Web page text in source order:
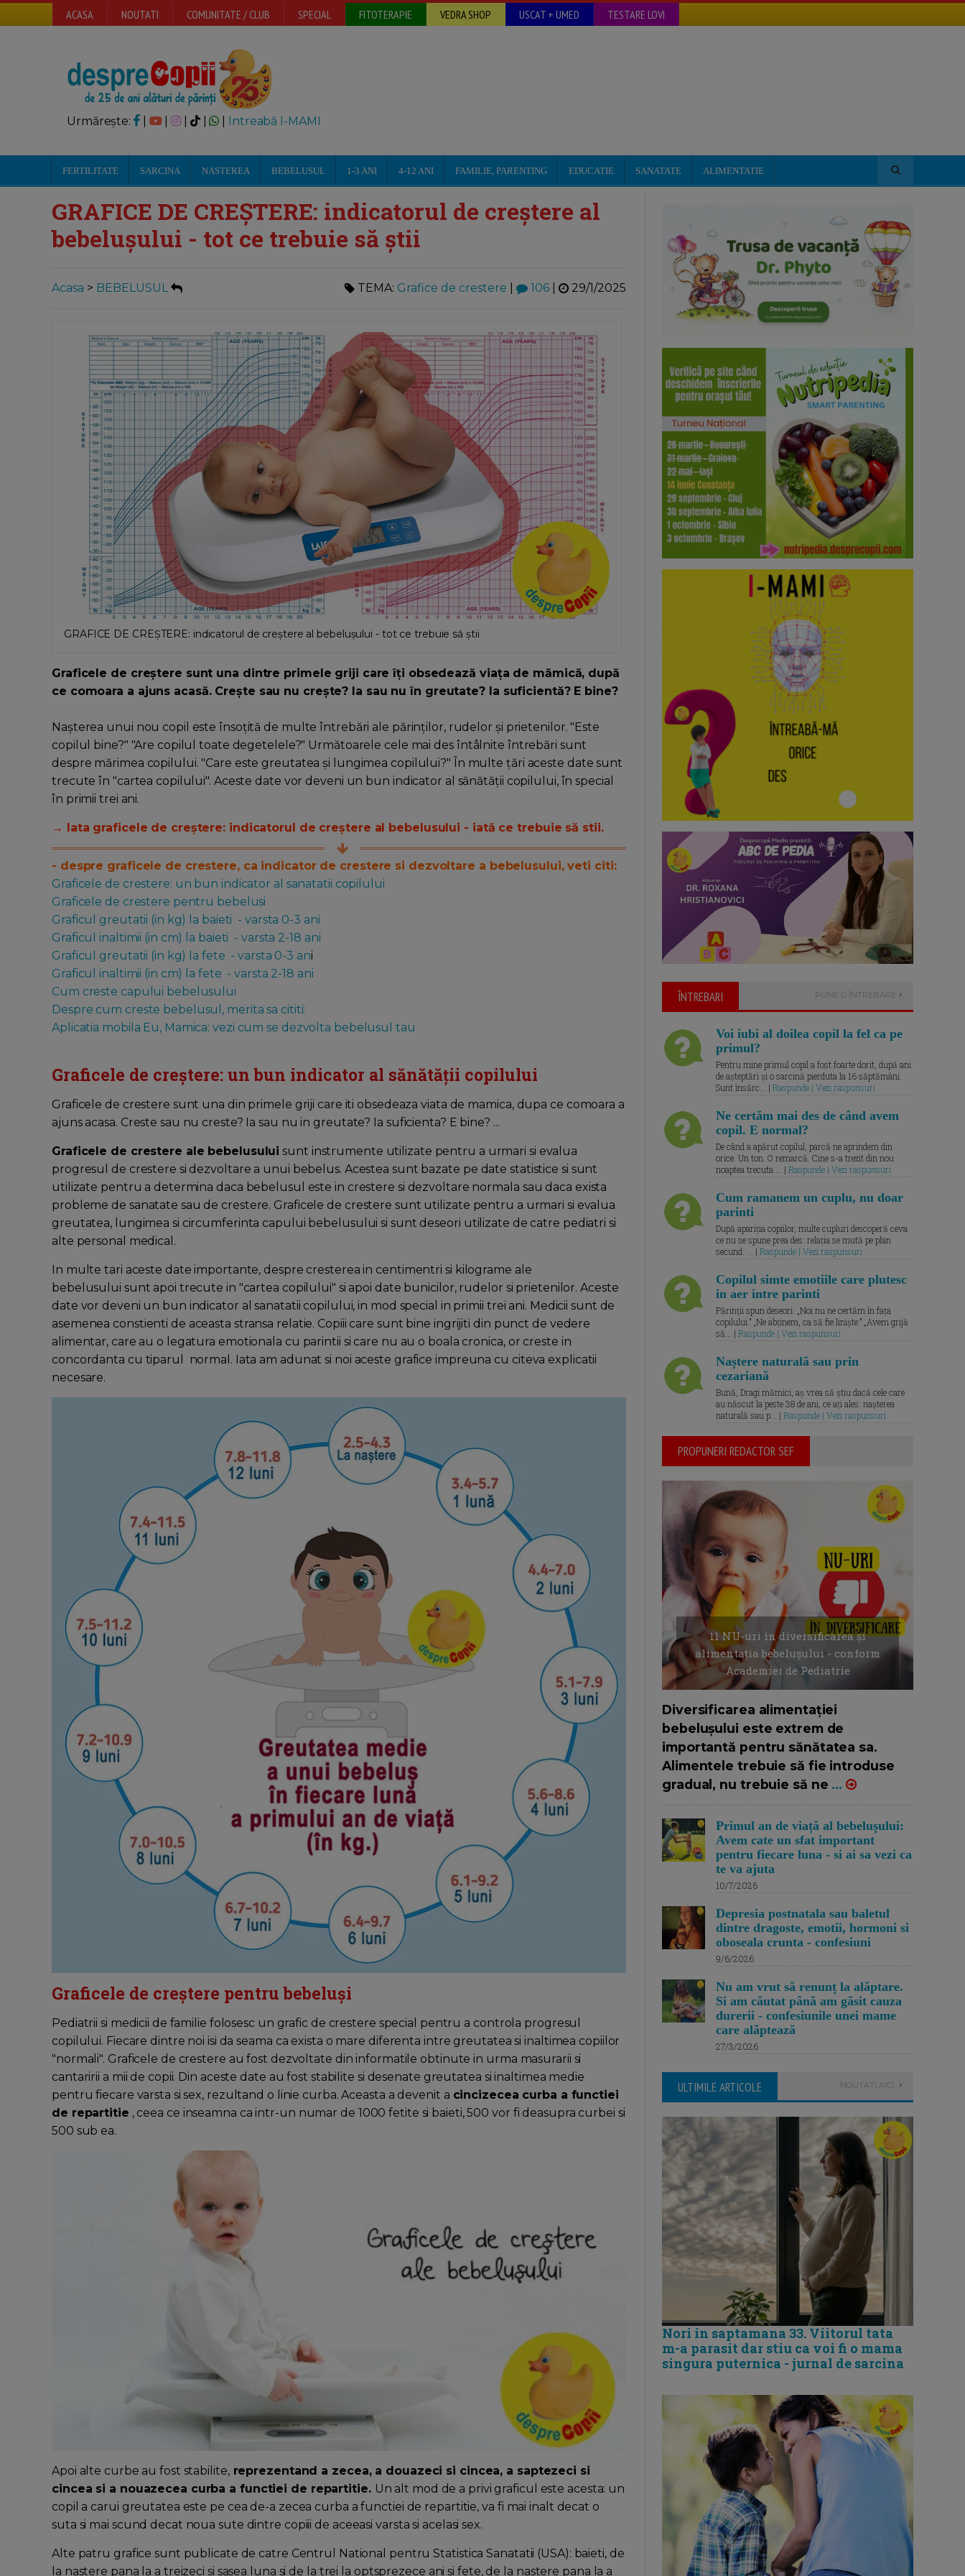
ACASA NOUTATI COMUNITATE / CLUB SPECIAL FITOTERAPIE VEDRA SHOP USCAT + UMED TESTARE LOVI
Urmărește: | | Intreabă I-MAMI
FERTILITATE SARCINA NASTEREA BEBELUSUL 1-3 ANI 4-12 ANI FAMILIE, PARENTING EDUCATIE SANATATE ALIMENTATIE
GRAFICE DE CREȘTERE: indicatorul de creștere al
bebelușului - tot ce trebuie să știi
Acasa > BEBELUSUL TEMA: Grafice de crestere 106 29/1/2025
GRAFICE DE CREȘTERE: indicatorul de creștere al bebelușului - tot ce trebuie să știi
Graficele de creștere sunt una dintre primele griji care îți obsedează viața de mămică, după
ce comoara a ajuns acasă. Crește sau nu crește? Ia sau nu în greutate? Ia suficientă? E bine?
Nașterea unui nou copil este însoțită de multe întrebări ale părinților, rudelor și prietenilor. "Este
copilul bine?" "Are copilul toate degetelele?" Următoarele cele mai des întâlnite întrebări sunt
despre mărimea copilului. "Care este greutatea și lungimea copilului?" În multe țări aceste date sunt
trecute în "cartea copilului". Aceste date vor deveni un bun indicator al sănătății copilului, în special
în primii trei ani.
→ Iata graficele de creștere: indicatorul de creștere al bebelusului - iată ce trebuie să stii.
- despre graficele de crestere, ca indicator de crestere si dezvoltare a bebelusului, veti citi:
Graficele de crestere: un bun indicator al sanatatii copilului
Graficele de crestere pentru bebelusi
Graficul greutatii (in kg) la baieti - varsta 0-3 ani
Graficul inaltimii (in cm) la baieti - varsta 2-18 ani
Graficul greutatii (in kg) la fete - varsta 0-3 ani
Graficul inaltimii (in cm) la fete - varsta 2-18 ani
Cum creste capului bebelusului
Despre cum creste bebelusul, merita sa cititi:
Aplicatia mobila Eu, Mamica: vezi cum se dezvolta bebelusul tau
Graficele de creștere: un bun indicator al sănătății copilului
Graficele de crestere sunt una din primele griji care iti obsedeaza viata de mamica, dupa ce comoara a
ajuns acasa. Creste sau nu creste? Ia sau nu in greutate? Ia suficienta? E bine? ...
Graficele de crestere ale bebelusului sunt instrumente utilizate pentru a urmari si evalua
progresul de crestere si dezvoltare a unui bebelus. Acestea sunt bazate pe date statistice si sunt
utilizate pentru a determina daca bebelusul este in crestere si dezvoltare normala sau daca exista
probleme de sanatate sau de crestere. Graficele de crestere sunt utilizate pentru a urmari si evalua
greutatea, lungimea si circumferinta capului bebelusului si sunt deseori utilizate de catre pediatri si
alte personal medical.
In multe tari aceste date importante, despre cresterea in centimentri si kilograme ale
bebelusului sunt apoi trecute in "cartea copilului" si apoi date bunicilor, rudelor si prietenilor. Aceste
date vor deveni un bun indicator al sanatatii copilului, in mod special in primii trei ani. Medicii sunt de
asemenea constienti de aceasta stransa relatie. Copiii care sunt bine ingrijiti din punct de vedere
alimentar, care au o legatura emotionala cu parintii si care nu au o boala cronica, or creste in
concordanta cu tiparul normal. Iata am adunat si noi aceste grafice impreuna cu citeva explicatii
necesare.
Graficele de creștere pentru bebeluși
Pediatrii si medicii de familie folosesc un grafic de crestere special pentru a controla progresul
copilului. Fiecare dintre noi isi da seama ca exista o mare diferenta intre greutatea si inaltimea copiilor
"normali". Graficele de crestere au fost dezvoltate din informatile obtinute in urma masurarii si
cantaririi a mii de copii. Din aceste date au fost stabilite si desenate greutatea si inaltimea medie
pentru fiecare varsta si sex, rezultand o linie curba. Aceasta a devenit a cincizecea curba a functiei
de repartitie , ceea ce inseamna ca intr-un numar de 1000 fetite si baieti, 500 vor fi deasupra curbei si
500 sub ea.
Apoi alte curbe au fost stabilite,reprezentand a zecea, a douazeci si cincea, a saptezeci si
cincea si a nouazecea curba a functiei de repartitie. Un alt mod de a privi graficul este acesta: un
copil a carui greutatea este pe cea de-a zecea curba a functiei de repartitie, va fi mai inalt decat o
suta si mai scund decat noua sute dintre copiii de aceeasi varsta si acelasi sex.
Alte patru grafice sunt publicate de catre Centrul National pentru Statistica Sanatatii (USA): baieti, de
la nastere pana la a treizeci si sasea luna si de la trei la optsprezece ani si fete, de la nastere pana la a
ÎNTREBARI PUNE O ÎNTREBARE
Voi iubi al doilea copil la fel ca pe
primul?
Pentru mine primul copil a fost foarte dorit, după ani
de așteptări și o sarcină pierduta la 16 săptămâni.
Sunt însărc... | Raspunde | Vezi raspunsuri
Ne certăm mai des de când avem
copil. E normal?
De când a apărut copilul, parcă ne aprindem din
orice. Un ton. O remarcă. Cine s-a trezit din nou
noaptea trecuta.... | Raspunde | Vezi raspunsuri
Cum ramanem un cuplu, nu doar
parinti
După apariția copiilor, multe cupluri descoperă ceva
ce nu se spune prea des: relația se mută pe plan
secund. ... | Raspunde | Vezi raspunsuri
Copilul simte emotiile care plutesc
in aer intre parinti
Părinții spun deseori: „Noi nu ne certăm în fața
copilului.” „Ne abținem, ca să fie liniște.” „Avem grijă
să... | Raspunde | Vezi raspunsuri
Naștere naturală sau prin
cezariană
Bună, Dragi mămici, aș vrea să știu dacă cele care
au născut la peste 38 de ani, ce ați ales: nașterea
naturală sau p... | Raspunde | Vezi raspunsuri
PROPUNERI REDACTOR SEF
11 NU-uri in diversificarea și
alimentația bebelușului - conform
Academiei de Pediatrie
Diversificarea alimentației
bebelușului este extrem de
importantă pentru sănătatea sa.
Alimentele trebuie să fie introduse
gradual, nu trebuie să ne ...
Primul an de viață al bebelușului:
Avem cate un sfat important
pentru fiecare luna - si ai sa vezi ca
te va ajuta
10/7/2026
Depresia postnatala sau baletul
dintre dragoste, emotii, hormoni si
oboseala crunta - confesiuni
9/6/2026
Nu am vrut să renunț la alăptare.
Si am căutat până am găsit cauza
durerii - confesiunile unei mame
care alăptează
27/3/2026
ULTIMILE ARTICOLE NOUTATI AICI
Nori in saptamana 33. Viitorul tata
m-a parasit dar stiu ca voi fi o mama
singura puternica - jurnal de sarcina